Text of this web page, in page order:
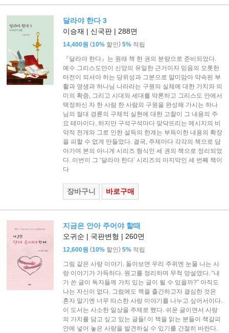
달라야 한다 3
이승재 | 신국판 | 288면
14,400원 (10% 할인) 5% 적립
『달라야 한다』는 원래 책 한 권의 분량으로 준비되었다.
예수 그리스도만이 신앙의 유일한 근거이자 믿음의 오롯한
터전이 되셔야 하는 당위성과 그분으로 말미암아 약속된 부
활과 영생과 하나님 나라라는 구원의 실체에 대한 가치와 의
미의 확증, 그리고 시대와 세대를 막론하고 그리스도 안에서
택정하신 자 한 사람 한 사람의 구원을 완성해 가시는 하나
님의 절대 경륜의 구체적 실현에 대한 고찰이 그 내용의 주
요 테마이다. 하지만 구석구석마다 맞닥뜨리는 메시지의 비
약적 전개와 그로 인한 설득의 한계는 부득이한 내용의 확장
을 피할 수 없게 만들었다. 결국, 주제마다 각각의 책으로 담
아가며 본의 아니게 시리즈 형식인 세 권의 책으로 정리되었
다. 이번이 그 ‘달라야 한다’ 시리즈의 마지막인 세 번째 책이
다
장바구니 바로구매
지금은 안아 주어야 할때
오귀순 | 국판변형 | 260면
12,600원 (10% 할인) 5% 적립
그림 같은 사랑 이야기. 돌아보면 우리 주위엔 눈물 나는 사
랑 이야기가 가득하다. 원고를 정리하며 무척 망설였다. “내
가 쓴 글이 독자들께 가치 있는 글이 될 수 있을까?” 아직도
나는 자신이 없다. 그럼에도 책을 출간하고자 결심한 것은
혼자 알기엔 너무 따스한 사랑 이야기를 나누고 싶어서이다.
이 도서는 사소한 일상을 주제로 했다. 쉬운 글이면서 사랑
의 가치를 담고 싶고 있는 글들! 이 책을 읽는 분들이 책갈피
안에 넣어 놓은 사랑을 발견하실 수 있기를 간절히 바란다.